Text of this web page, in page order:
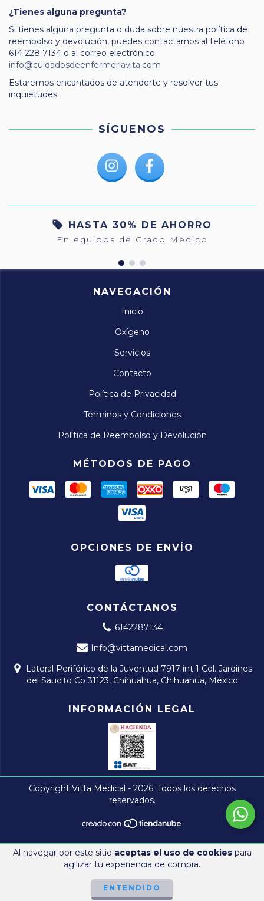
Al navegar por este sitio aceptas el uso de cookiespara
agilizar tu experiencia de compra.
ENTENDIDO
¿Tienes alguna pregunta?
Si tienes alguna pregunta o duda sobre nuestra política de
reembolso y devolución, puedes contactarnos al teléfono
614 228 7134 o al correo electrónico
info@cuidadosdeenfermeriavita.com
Estaremos encantados de atenderte y resolver tus
inquietudes.
SÍGUENOS
HASTA 30% DE AHORRO
En equipos de Grado Medico
NAVEGACIÓN
Inicio
Oxígeno
Servicios
Contacto
Política de Privacidad
Términos y Condiciones
Política de Reembolso y Devolución
MÉTODOS DE PAGO
OPCIONES DE ENVÍO
CONTÁCTANOS
6142287134
Info@vittamedical.com
Lateral Periférico de la Juventud 7917 int 1 Col. Jardines
del Saucito Cp 31123, Chihuahua, Chihuahua, México
INFORMACIÓN LEGAL
Copyright Vitta Medical - 2026. Todos los derechos
reservados.